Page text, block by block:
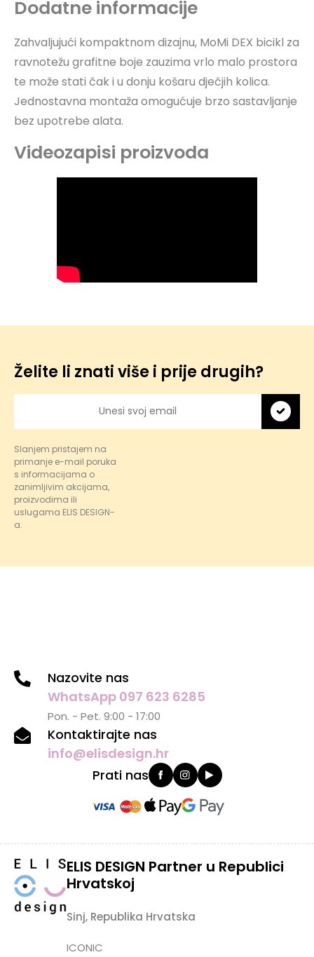
Dodatne informacije
Zahvaljujući kompaktnom dizajnu, MoMi DEX bicikl za
ravnotežu grafitne boje zauzima vrlo malo prostora
te može stati čak i u donju košaru dječjih kolica.
Jednostavna montaža omogućuje brzo sastavljanje
bez upotrebe alata.
Videozapisi proizvoda
Želite li znati više i prije drugih?
Slanjem pristajem na
primanje e-mail poruka
s informacijama o
zanimljivim akcijama,
proizvodima ili
uslugama ELIS DESIGN-
a.
Nazovite nas
WhatsApp 097 623 6285
Pon. - Pet. 9:00 - 17:00
Kontaktirajte nas
info@elisdesign.hr
Prati nas
ELIS DESIGN Partner u Republici
Hrvatskoj
Sinj, Republika Hrvatska
ICONIC